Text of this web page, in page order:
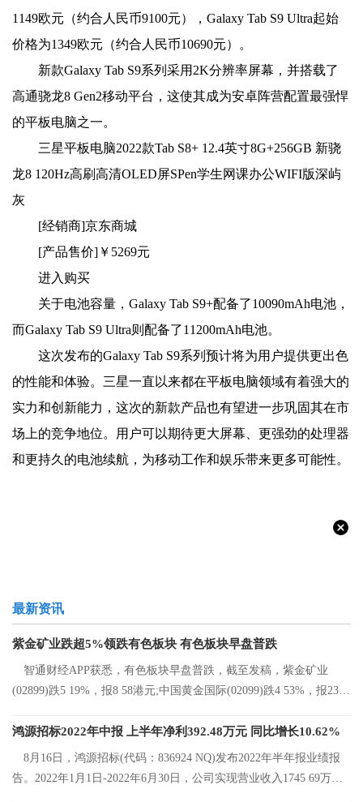
1149欧元（约合人民币9100元），Galaxy Tab S9 Ultra起始
价格为1349欧元（约合人民币10690元）。
新款Galaxy Tab S9系列采用2K分辨率屏幕，并搭载了
高通骁龙8 Gen2移动平台，这使其成为安卓阵营配置最强悍
的平板电脑之一。
三星平板电脑2022款Tab S8+ 12.4英寸8G+256GB 新骁
龙8 120Hz高刷高清OLED屏SPen学生网课办公WIFI版深屿
灰
[经销商]京东商城
[产品售价] ￥5269元
进入购买
关于电池容量，Galaxy Tab S9+配备了10090mAh电池，
而Galaxy Tab S9 Ultra则配备了11200mAh电池。
这次发布的Galaxy Tab S9系列预计将为用户提供更出色
的性能和体验。三星一直以来都在平板电脑领域有着强大的
实力和创新能力，这次的新款产品也有望进一步巩固其在市
场上的竞争地位。用户可以期待更大屏幕、更强劲的处理器
和更持久的电池续航，为移动工作和娱乐带来更多可能性。
最新资讯
紫金矿业跌超5%领跌有色板块 有色板块早盘普跌
智通财经APP获悉，有色板块早盘普跌，截至发稿，紫金矿业
(02899)跌5 19%，报8 58港元;中国黄金国际(02099)跌4 53%，报23 2
鸿源招标2022年中报 上半年净利392.48万元 同比增长10.62%
8月16日，鸿源招标(代码：836924 NQ)发布2022年半年报业绩报
告。2022年1月1日-2022年6月30日，公司实现营业收入1745 69万